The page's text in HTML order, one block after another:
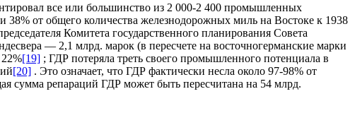
все или большинство из 2 000-2 400 промышленных
от общего количества железнодорожных миль на Востоке к 1938
Комитета государственного планирования Совета
— 2,1 млрд. марок (в пересчете на восточногерманские марки
[19] ; ГДР потеряла треть своего промышленного потенциала в
[20] . Это означает, что ГДР фактически несла около 97-98% от
сумма репараций ГДР может быть пересчитана на 54 млрд.